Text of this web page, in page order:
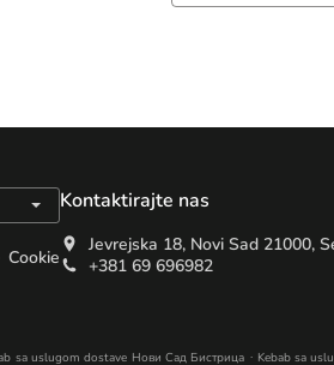
Cookie
Kontaktirajte nas
Jevrejska 18, Novi Sad 21000,
+381 69 696982
sa uslugom dostave Нови Сад Бистрица . Kebab sa